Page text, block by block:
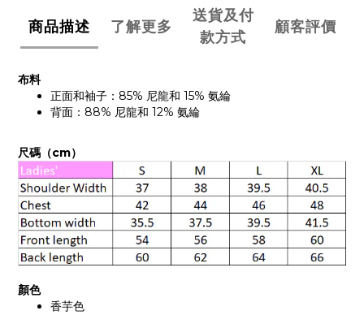
商品描述 了解更多
送貨及付
款方式
顧客評價
布料
正面和袖子：85% 尼龍和 15% 氨綸
背面：88% 尼龍和 12% 氨綸
尺碼（cm）
顏色
香芋色